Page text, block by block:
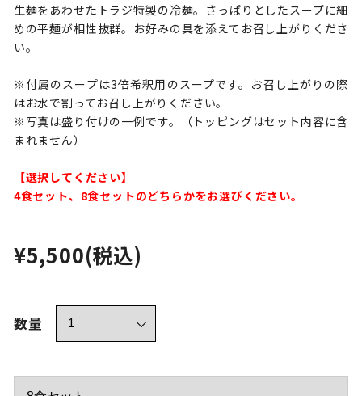
生麺をあわせたトラジ特製の冷麺。さっぱりとしたスープに細
めの平麺が相性抜群。お好みの具を添えてお召し上がりくださ
い。
※付属のスープは3倍希釈用のスープです。お召し上がりの際
はお水で割ってお召し上がりください。
※写真は盛り付けの一例です。（トッピングはセット内容に含
まれません）
【選択してください】
4食セット、8食セットのどちらかをお選びください。
¥5,500(税込)
数量